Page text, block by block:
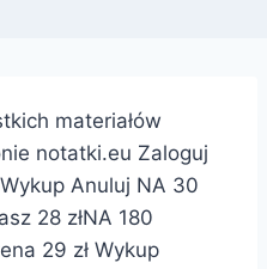
materiałów
notatki.eu Zaloguj
Anuluj NA 30
28 złNA 180
29 zł Wykup